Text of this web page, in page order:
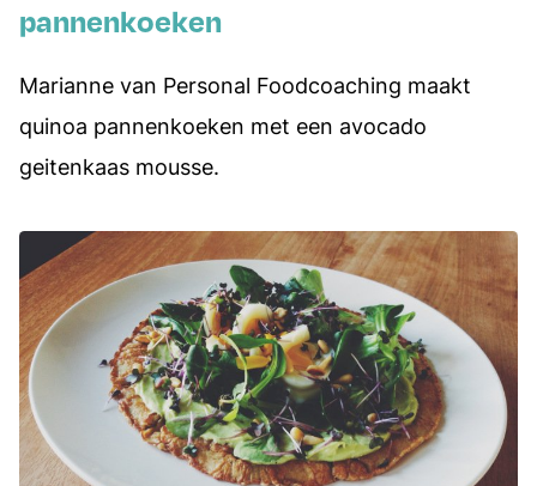
pannenkoeken
Marianne van Personal Foodcoaching maakt
quinoa pannenkoeken met een avocado
geitenkaas mousse.